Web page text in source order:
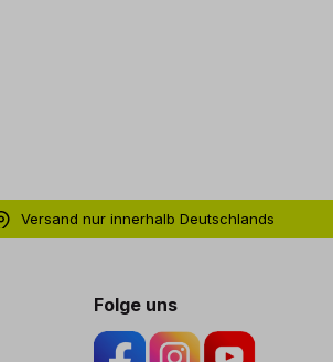
Versand nur innerhalb Deutschlands
Folge uns